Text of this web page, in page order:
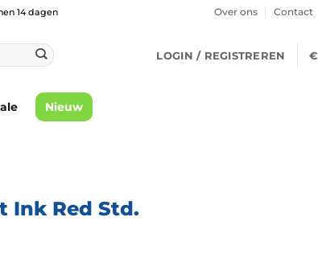
14 dagen Over ons Contact
LOGIN / REGISTREREN €
Nieuw
Ink Red Std.